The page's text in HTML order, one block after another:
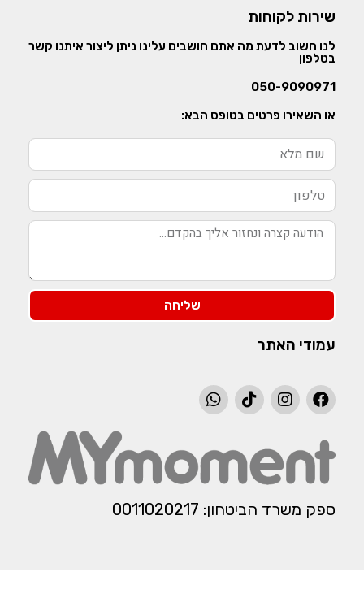
שירות לקוחות
לנו חשוב לדעת מה אתם חושבים עלינו ניתן ליצור איתנו קשר
בטלפון
050-9090971
או השאירו פרטים בטופס הבא:
שליחה
עמודי האתר
ספק משרד הביטחון: 0011020217​​